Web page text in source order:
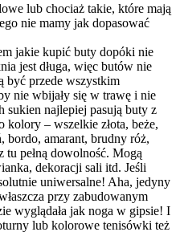
lub chociaż takie, które mają
nie mamy jak dopasować
jakie kupić buty dopóki nie
jest długa, więc butów nie
być przede wszystkim
nie wbijały się w trawę i nie
sukien najlepiej pasują buty z
– wszelkie złota, beże,
bordo, amarant, brudny róż,
pełną dowolność. Mogą
dekoracji sali itd. Jeśli
uniwersalne! Aha, jedyny
przy zabudowanym
wyglądała jak noga w gipsie! I
lub kolorowe tenisówki też